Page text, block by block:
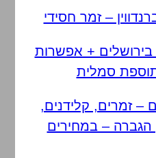
– זמר חסידי
בירושלים + אפשרות
סמלית
– זמרים, קלידנים,
הגברה – במחירים